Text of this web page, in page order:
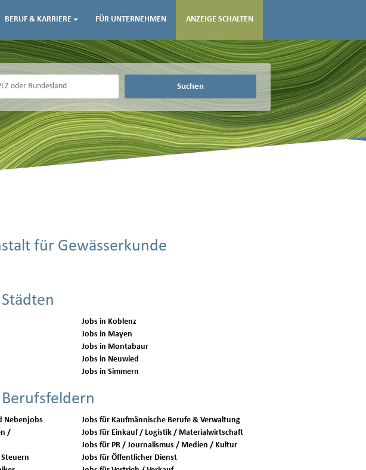
BERUF & KARRIERE FÜR UNTERNEHMEN ANZEIGE SCHALTEN
Suchen
für Gewässerkunde
Jobs in Koblenz
Jobs in Mayen
Jobs in Montabaur
Jobs in Neuwied
Jobs in Simmern
Nebenjobs
/
Jobs für Kaufmännische Berufe & Verwaltung
Jobs für Einkauf / Logistik / Materialwirtschaft
Jobs für PR / Journalismus / Medien / Kultur
Jobs für Öffentlicher Dienst